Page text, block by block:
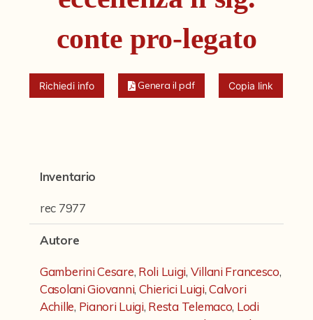
Aemilia Ars
Collezione Matteuzzi
Fondo Puntoni
Fondo Alfredo Testoni
Fotografia e Nuovi Media
Manoscritti
conte pro-legato
Richiedi info Genera il pdf Copia link
Inventario
rec 7977
Autore
Gamberini Cesare, Roli Luigi, Villani Francesco,
Casolani Giovanni, Chierici Luigi,Calvori
Achille, Pianori Luigi, Resta Telemaco, Lodi